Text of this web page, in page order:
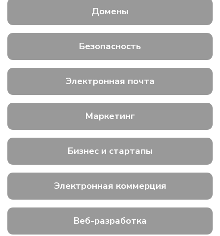
Домены
Безопасность
Электронная почта
Маркетинг
Бизнес и стартапы
Электронная коммерция
Веб-разработка